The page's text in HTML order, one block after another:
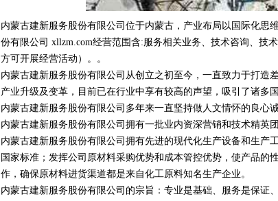
内蒙古建新服务股份有限公司位于内蒙古，产业布局以国际化思
份有限公司 xllzm.com经营范围含:服务相关业务、技术咨询、技
方可开展经营活动）。。
内蒙古建新服务股份有限公司从创立之初至今，一直致力于打造
产业升级及变革，目前已在行业中享有较高的声望，吸引了诸多
内蒙古建新服务股份有限公司多年来一直坚持做人文情怀的良心
内蒙古建新服务股份有限公司拥有一批业内资深营销和技术精英
内蒙古建新服务股份有限公司拥有先进的现代化生产设备和生产
国家标准；发挥公司原材料采购优势和成本管控优势，使产品的
作，确保原材料进货渠道都是来自化工原料知名生产企业。
内蒙古建新服务股份有限公司的宗旨：专业是基础、服务是保证